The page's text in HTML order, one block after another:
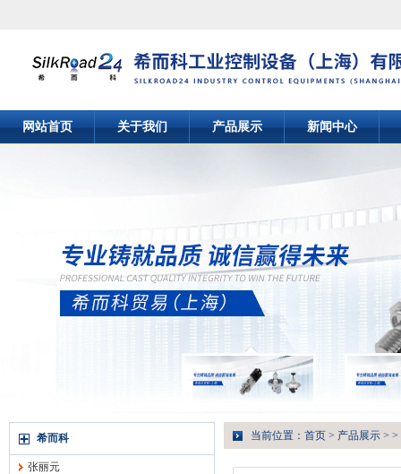
网站首页 关于我们 产品展示 新闻中心
希而科
张丽元
当前位置： 首页 > 产品展示 > >